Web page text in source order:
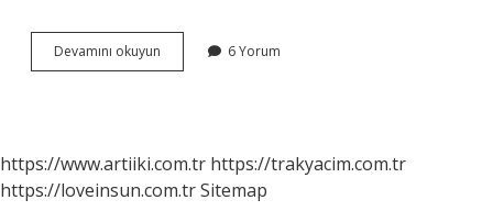
Devamını okuyun Kapıkulu
Askerlerinin
Maaşın
Ismi
6 Yorum
https://www.artiiki.com.tr https://trakyacim.com.tr
https://loveinsun.com.trSitemap